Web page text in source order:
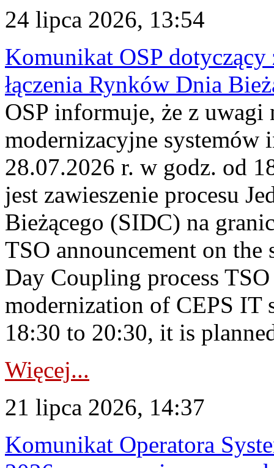
24 lipca 2026, 13:54
Komunikat OSP dotyczący
łączenia Rynków Dnia
OSP informuje, że z uwagi
modernizacyjne
28.07.2026 r. w godz. od
jest zawieszenie procesu
Bieżącego (SIDC) na
TSO announcement on
Day Coupling process
modernization of CEPS IT
18:30 to 20:30, it is
Więcej...
21 lipca 2026, 14:37
Komunikat Operatora